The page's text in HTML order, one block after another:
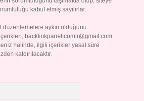
kabul etmiş sayılırlar.
düzenlemelere aykırı olduğunu
backlinkpanelicomtr@gmail.com
halinde, ilgili içerikler yasal süre
kaldırılacaktır.